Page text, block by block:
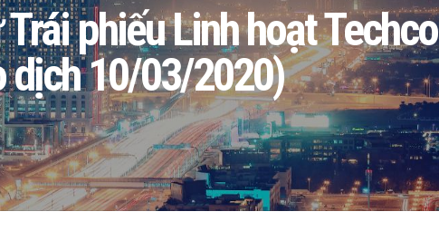
phiếu Linh hoạt
dịch 10/03/2020)